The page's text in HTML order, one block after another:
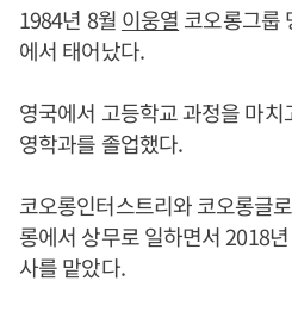
1984년 8월 이웅열 코오롱그룹
에서 태어났다.
영국에서 고등학교 과정을 마
영학과를 졸업했다.
코오롱인터스트리와 코오롱글
롱에서 상무로 일하면서 2018
사를 맡았다.